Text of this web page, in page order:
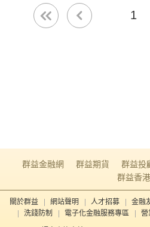
1
群益金融網 群益期貨 群益投
群益香港
關於群益 網站聲明 人才招募 金融
洗錢防制
電子化金融服務專區 營